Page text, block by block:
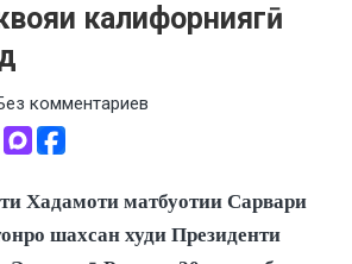
калифорниягӣ
комментариев
Хадамоти матбуотии Сарвари
шахсан худи Президенти